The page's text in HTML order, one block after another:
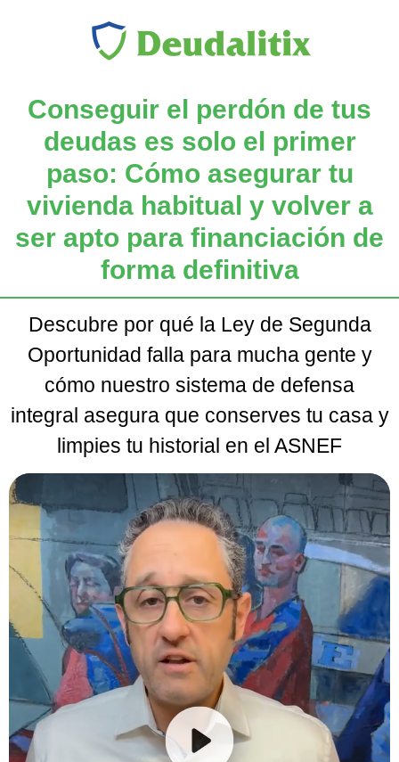
Conseguir el perdón de tus
deudas es solo el primer
paso: Cómo asegurar tu
vivienda habitual y volver a
ser apto para financiación de
forma definitiva
Descubre por qué la Ley de Segunda
Oportunidad falla para mucha gente y
cómo nuestro sistema de defensa
integral asegura que conserves tu casa y
limpies tu historial en el ASNEF